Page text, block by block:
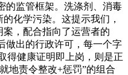
的监管框架。洗涤剂、消毒
化学污染。这提示我们，
，配合指向了运营者的
做出的行政许可，每一个字
得健康证明即上岗，则是正
地责令整改+惩罚”的组合